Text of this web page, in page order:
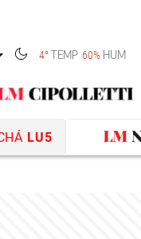
4°TEMP 60% HUM
LU5